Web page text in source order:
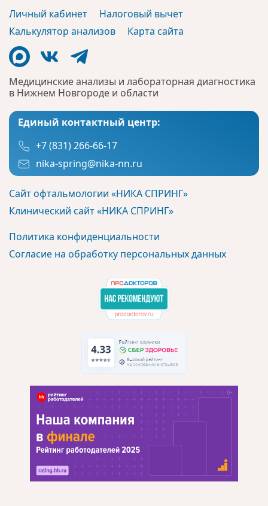
Медицинские анализы и лабораторная диагностика
в Нижнем Новгороде и области
Единый контактный центр:
+7 (831) 266-66-17
nika-spring@nika-nn.ru
Сайт офтальмологии «НИКА СПРИНГ»
Клинический сайт «НИКА СПРИНГ»
Политика конфиденциальности
Согласие на обработку персональных данных
Личный кабинет
Налоговый вычет
Калькулятор анализов
Карта сайта